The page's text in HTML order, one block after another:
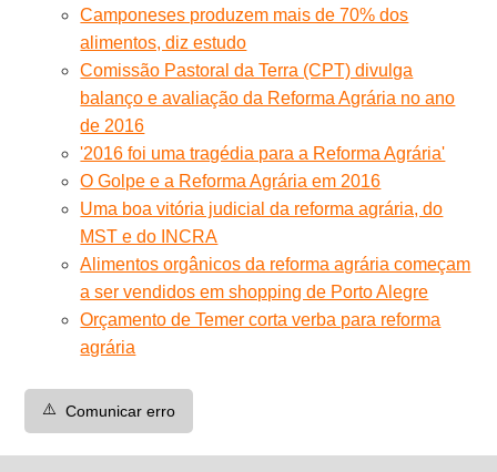
Camponeses produzem mais de 70% dos
alimentos, diz estudo
Comissão Pastoral da Terra (CPT) divulga
balanço e avaliação da Reforma Agrária no ano
de 2016
'2016 foi uma tragédia para a Reforma Agrária'
O Golpe e a Reforma Agrária em 2016
Uma boa vitória judicial da reforma agrária, do
MST e do INCRA
Alimentos orgânicos da reforma agrária começam
a ser vendidos em shopping de Porto Alegre
Orçamento de Temer corta verba para reforma
agrária
⚠️ Comunicar erro